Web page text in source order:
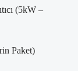
(5kW –
Paket)